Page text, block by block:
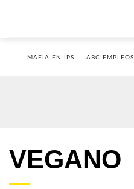
MAFIA EN IPS ABC EMPLEOS
VEGANO